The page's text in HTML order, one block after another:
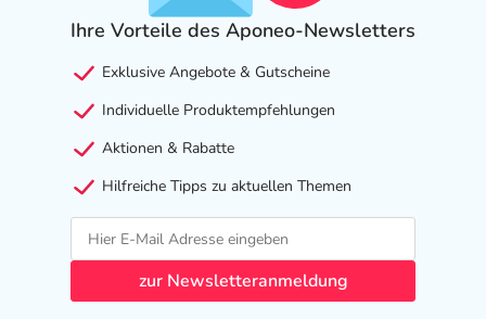
Ihre Vorteile des Aponeo-Newsletters
Exklusive Angebote & Gutscheine
Individuelle Produktempfehlungen
Aktionen & Rabatte
Hilfreiche Tipps zu aktuellen Themen
zur Newsletteranmeldung